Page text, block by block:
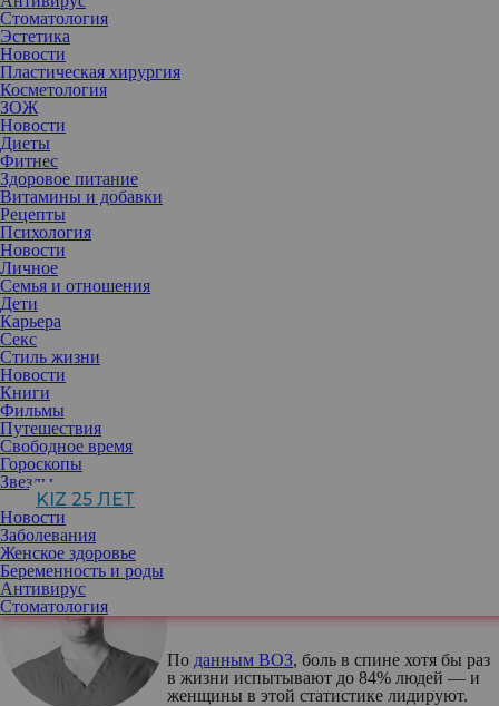
Стоматология
Эстетика
Новости
Пластическая хирургия
Косметология
ЗОЖ
Новости
Диеты
Фитнес
Здоровое питание
Витамины и добавки
Рецепты
Психология
Новости
Личное
Семья и отношения
Дети
Карьера
Секс
Стиль жизни
Новости
Книги
Фильмы
Путешествия
Свободное время
Гороскопы
Звезды
KIZ 25 ЛЕТ
Новости
Заболевания
Женское здоровье
Беременность и роды
Антивирус
Стоматология
Беременность, гормональные изменения, привычка носить
сумку на одном плече — все это складывается в ежедневную
нагрузку, с которой не справляется позвоночник. Нейрохирург
расскажет, почему большинство популярных советов из
интернета работают против и какие привычки помогут
поддерживать здоровье позвоночника.
По данным ВОЗ, боль в спине хотя бы раз
в жизни испытывают до 84% людей — и
женщины в этой статистике лидируют.